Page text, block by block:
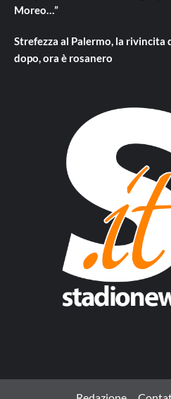
Moreo…”
Strefezza al Palermo, la rivincita
dopo, ora è rosanero